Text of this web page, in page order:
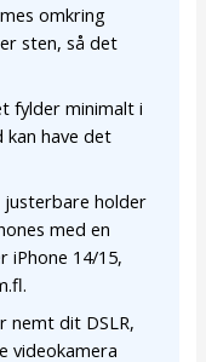
omkring
sten, så det
fylder minimalt i
kan have det
holder
med en
iPhone 14/15,
dit DSLR,
videokamera